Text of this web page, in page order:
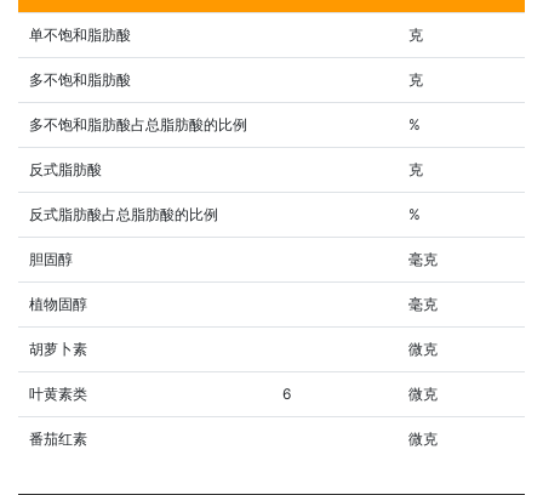
单不饱和脂肪酸 克
多不饱和脂肪酸 克
多不饱和脂肪酸占总脂肪酸的比例 %
反式脂肪酸 克
反式脂肪酸占总脂肪酸的比例 %
胆固醇 毫克
植物固醇 毫克
胡萝卜素 微克
叶黄素类 6 微克
番茄红素 微克